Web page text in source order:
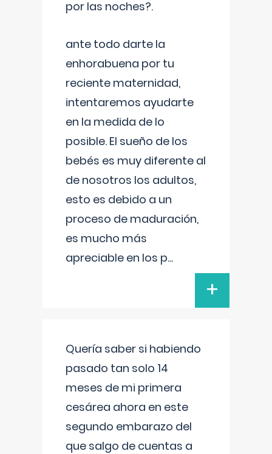
por las noches?.
ante todo darte la
enhorabuena por tu
reciente maternidad,
intentaremos ayudarte
en la medida de lo
posible. El sueño de los
bebés es muy diferente al
de nosotros los adultos,
esto es debido a un
proceso de maduración,
es mucho más
apreciable en los p...
+
Quería saber si habiendo
pasado tan solo 14
meses de mi primera
cesárea ahora en este
segundo embarazo del
que salgo de cuentas a